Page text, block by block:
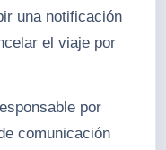
una notificación
el viaje por
por
comunicación